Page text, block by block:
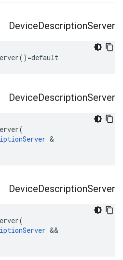
DeviceDescriptionServer
DeviceDescriptionServer
(
&
DeviceDescriptionServer
(
&&